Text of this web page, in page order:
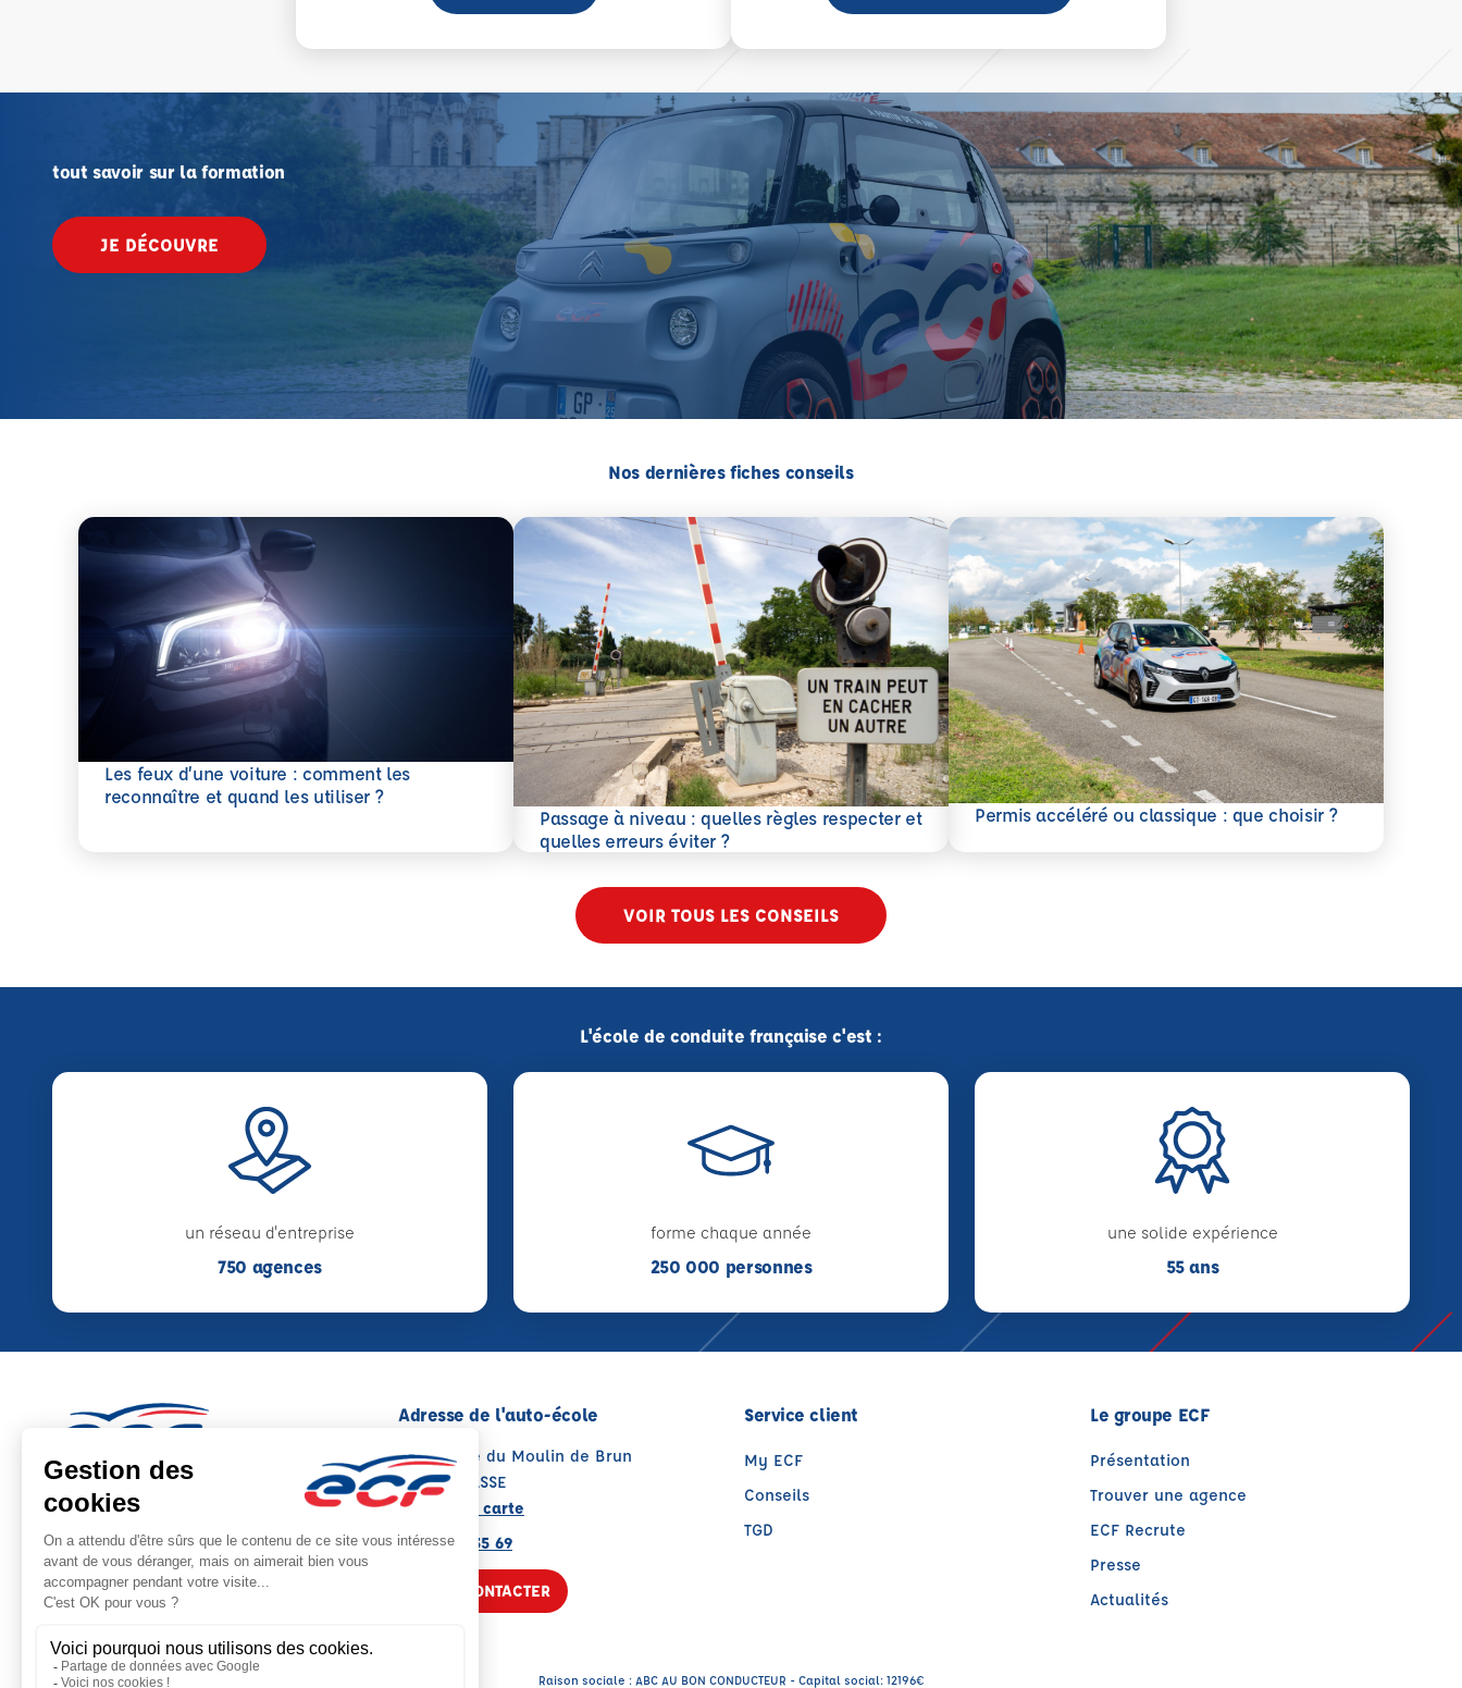
tout savoir sur la formation
JE DÉCOUVRE
Nos dernières fiches conseils
Les feux d’une voiture : comment les
reconnaître et quand les utiliser ?
En savoir plus
Passage à niveau : quelles règles respecter et
quelles erreurs éviter ?
En savoir plus
Permis accéléré ou classique : que choisir ?
En savoir plus
VOIR TOUS LES CONSEILS
L'école de conduite française c'est :
un réseau d'entreprise
750 agences
forme chaque année
250 000 personnes
une solide expérience
55 ans
Note : 4.5/5
Moyenne calculée sur 61 avis
Adresse de l'auto-école
5, Traverse du Moulin de Brun
06130 GRASSE
Voir sur la carte
04 93 09 35 69
NOUS CONTACTER
Service client
My ECF
Conseils
TGD
Le groupe ECF
Présentation
Trouver une agence
ECF Recrute
Presse
Actualités
Raison sociale : ABC AU BON CONDUCTEUR - Capital social: 12196€